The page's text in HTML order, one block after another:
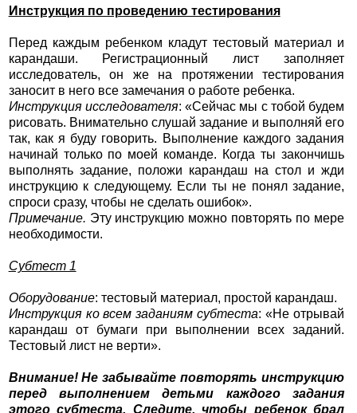
Инструкция по проведению тестирования
Перед каждым ребенком кладут тестовый материал и
карандаши. Регистрационный лист заполняет
исследователь, он же на протяжении тестирования
заносит в него все замечания о работе ребенка.
Инструкция исследователя: «Сейчас мы с тобой будем
рисовать. Внимательно слушай задание и выполняй его
так, как я буду говорить. Выполнение каждого задания
начинай только по моей команде. Когда ты закончишь
выполнять задание, положи карандаш на стол и жди
инструкцию к следующему. Если ты не понял задание,
спроси сразу, чтобы не сделать ошибок».
Примечание. Эту инструкцию можно повторять по мере
необходимости.
Субтест 1
Оборудование: тестовый материал, простой карандаш.
Инструкция ко всем заданиям субтеста: «Не отрывай
карандаш от бумаги при выполнении всех заданий.
Тестовый лист не верти».
Внимание! Не забывайте повторять инструкцию
перед выполнением детьми каждого задания
этого субтеста. Следите, чтобы ребенок брал